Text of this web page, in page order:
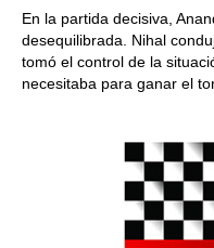
En la partida decisiva,
desequilibrada. Nihal
tomó el control de la
necesitaba para ganar el